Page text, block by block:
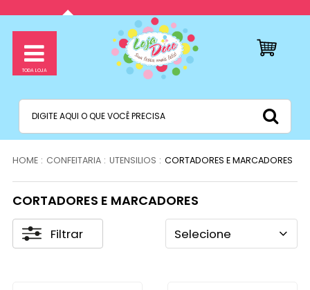
CONFEITARIA UTENSILIOS CORTADORES E MARCADORES
CORTADORES E MARCADORES
Filtrar Selecione